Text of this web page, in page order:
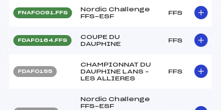
FNAF0091.FFS
Nordic Challenge
FFS-ESF
FFS
FDAF0164.FFS
COUPE DU
DAUPHINE
FFS
FDAF0155
CHAMPIONNAT DU
DAUPHINE LANS –
LES ALLIERES
FFS
Nordic Challenge
FFS-ESF